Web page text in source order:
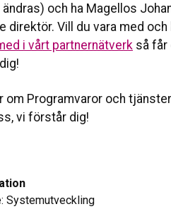
ändras) och ha Magellos
direktör. Vill du vara med
i vårt partnernätverk så får
om Programvaror och
vi förstår dig!
Systemutveckling